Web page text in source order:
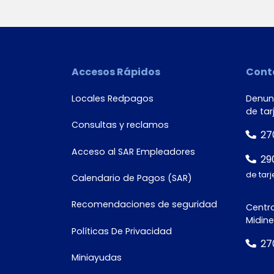
documento*Accesos Rápidos
Locales Redpagos
Consultas y reclamos
Acceso al SAR Empleadores
Calendario de Pagos (SAR)
Recomendaciones de seguridad
Políticas De Privacidad
Miniayudas
de
de